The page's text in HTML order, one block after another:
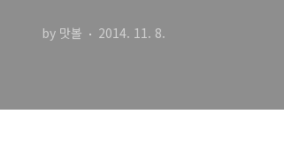
by 맛볼 2014. 11. 8.